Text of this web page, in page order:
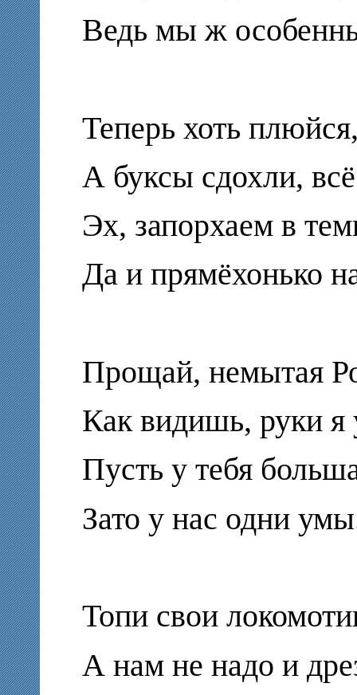
Ведь мы ж
Теперь хоть
А буксы сдохли,
Эх, запорхаем в
Да и прямёхонько
Прощай, немытая
Как видишь, руки
Пусть у тебя
Зато у нас одни
Топи свои
А нам не надо и